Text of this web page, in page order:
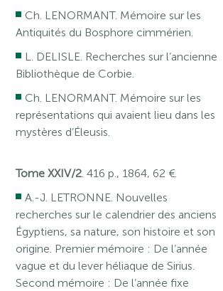
Ch. LENORMANT. Mémoire sur les
Antiquités du Bosphore cimmérien.
L. DELISLE. Recherches sur l’ancienne
Bibliothèque de Corbie.
Ch. LENORMANT. Mémoire sur les
représentations qui avaient lieu dans les
mystères d’Éleusis.
Tome XXIV/2 . 416 p., 1864, 62 €.
A.-J. LETRONNE. Nouvelles
recherches sur le calendrier des anciens
Égyptiens, sa nature, son histoire et son
origine. Premier mémoire : De l’année
vague et du lever héliaque de Sirius.
Second mémoire : De l’année fixe